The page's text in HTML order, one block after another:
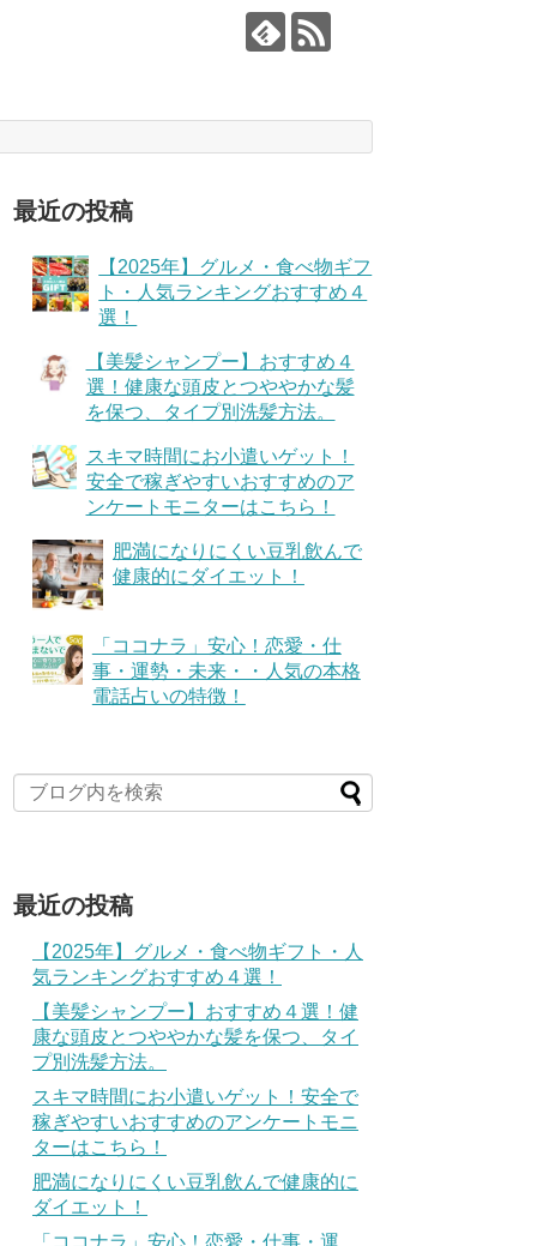
最近の投稿
【2025年】グルメ・食べ物ギフ
ト・人気ランキングおすすめ４
選！
【美髪シャンプー】おすすめ４
選！健康な頭皮とつややかな髪
を保つ、タイプ別洗髪方法。
スキマ時間にお小遣いゲット！
安全で稼ぎやすいおすすめのア
ンケートモニターはこちら！
肥満になりにくい豆乳飲んで
健康的にダイエット！
「ココナラ」安心！恋愛・仕
事・運勢・未来・・人気の本格
電話占いの特徴！
最近の投稿
【2025年】グルメ・食べ物ギフト・人
気ランキングおすすめ４選！
【美髪シャンプー】おすすめ４選！健
康な頭皮とつややかな髪を保つ、タイ
プ別洗髪方法。
スキマ時間にお小遣いゲット！安全で
稼ぎやすいおすすめのアンケートモニ
ターはこちら！
肥満になりにくい豆乳飲んで健康的に
ダイエット！